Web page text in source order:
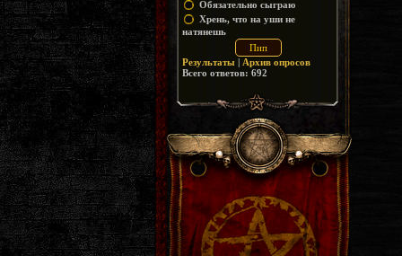
Обязательно сыграю
Хрень, что на уши не
натянешь
Результаты | Архив опросов
Всего ответов: 692